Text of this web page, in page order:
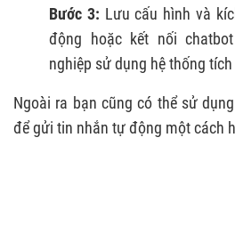
Bước 3: Lưu cấu hình và
động hoặc kết nối
nghiệp sử dụng hệ thống
Ngoài ra bạn cũng có thể sử
để gửi tin nhắn tự động một cách